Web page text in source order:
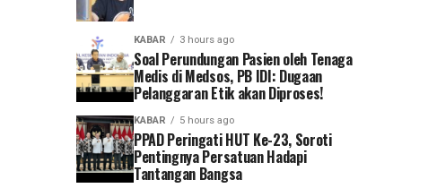
KABAR 3 hours ago
Soal Perundungan Pasien oleh Tenaga
Medis di Medsos, PB IDI: Dugaan
Pelanggaran Etik akan Diproses!
KABAR 5 hours ago
PPAD Peringati HUT Ke-23, Soroti
Pentingnya Persatuan Hadapi
Tantangan Bangsa